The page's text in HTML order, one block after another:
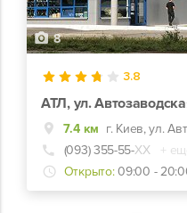
8
3.8
АТЛ, ул.
7.4 км г. Киев, ул.
(093) 355-55-ХХ
+
Открыто: 09:00 -